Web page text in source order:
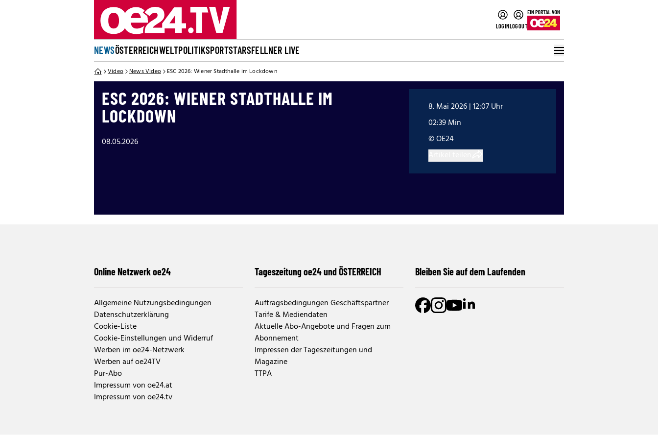
LOGINLOGOUT
NEWSÖSTERREICHWELTPOLITIKSPORTSTARSFELLNER LIVE
Video News Video ESC 2026: Wiener Stadthalle im Lockdown
ESC 2026: WIENER STADTHALLE IM
LOCKDOWN
08.05.2026
8. Mai 2026 | 12:07 Uhr
02:39 Min
© OE24
Online Netzwerk oe24
Allgemeine Nutzungsbedingungen
Datenschutzerklärung
Cookie-Liste
Cookie-Einstellungen und Widerruf
Werben im oe24-Netzwerk
Werben auf oe24TV
Pur-Abo
Impressum von oe24.at
Impressum von oe24.tv
Tageszeitung oe24 und ÖSTERREICH
Auftragsbedingungen Geschäftspartner
Tarife & Mediendaten
Aktuelle Abo-Angebote und Fragen zum
Abonnement
Impressen der Tageszeitungen und
Magazine
TTPA
Bleiben Sie auf dem Laufenden